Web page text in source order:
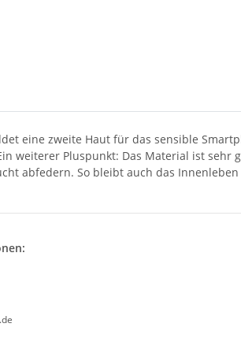
eine zweite Haut für das sensible
weiterer Pluspunkt: Das Material ist
abfedern. So bleibt auch das